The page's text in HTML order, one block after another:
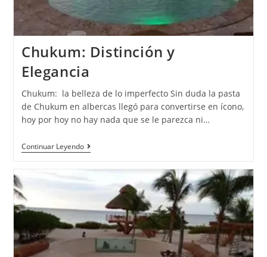
Chukum: Distinción y
Elegancia
Chukum: la belleza de lo imperfecto Sin duda la pasta
de Chukum en albercas llegó para convertirse en ícono,
hoy por hoy no hay nada que se le parezca ni…
Continuar Leyendo